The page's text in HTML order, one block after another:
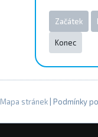
Začátek
Konec
Mapa stránek | Podmínky